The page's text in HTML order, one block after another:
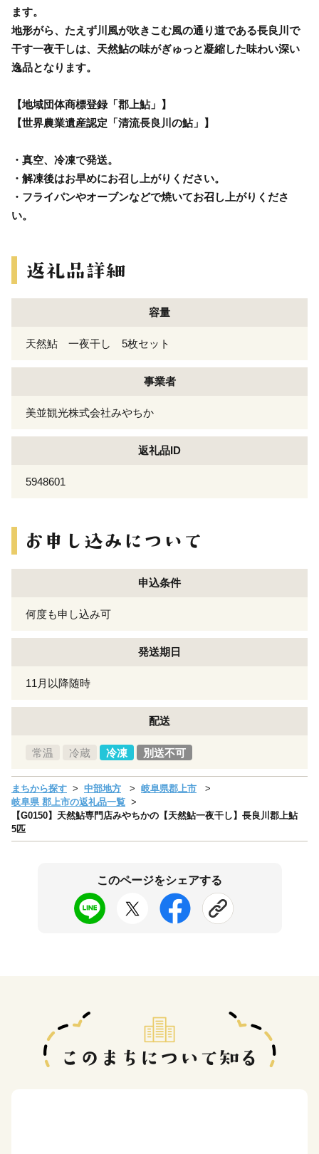
ます。
地形がら、たえず川風が吹きこむ風の通り道である長良川で
干す一夜干しは、天然鮎の味がぎゅっと凝縮した味わい深い
逸品となります。
【地域団体商標登録「郡上鮎」】
【世界農業遺産認定「清流長良川の鮎」】
・真空、冷凍で発送。
・解凍後はお早めにお召し上がりください。
・フライパンやオーブンなどで焼いてお召し上がりくださ
い。
容量
天然鮎 一夜干し 5枚セット
事業者
美並観光株式会社みやちか
返礼品ID
5948601
申込条件
何度も申し込み可
発送期日
11月以降随時
配送
常温 冷蔵 冷凍 別送不可
まちから探す 中部地方
岐阜県郡上市
岐阜県 郡上市の返礼品一覧
【G0150】天然鮎専門店みやちかの【天然鮎一夜干し】長良川郡上鮎
5匹
このページをシェアする